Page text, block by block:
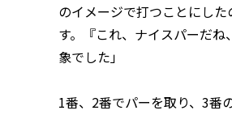
のイメージで打つことにし
す。『これ、ナイスパーだ
象でした」
1番、2番でパーを取り、3番